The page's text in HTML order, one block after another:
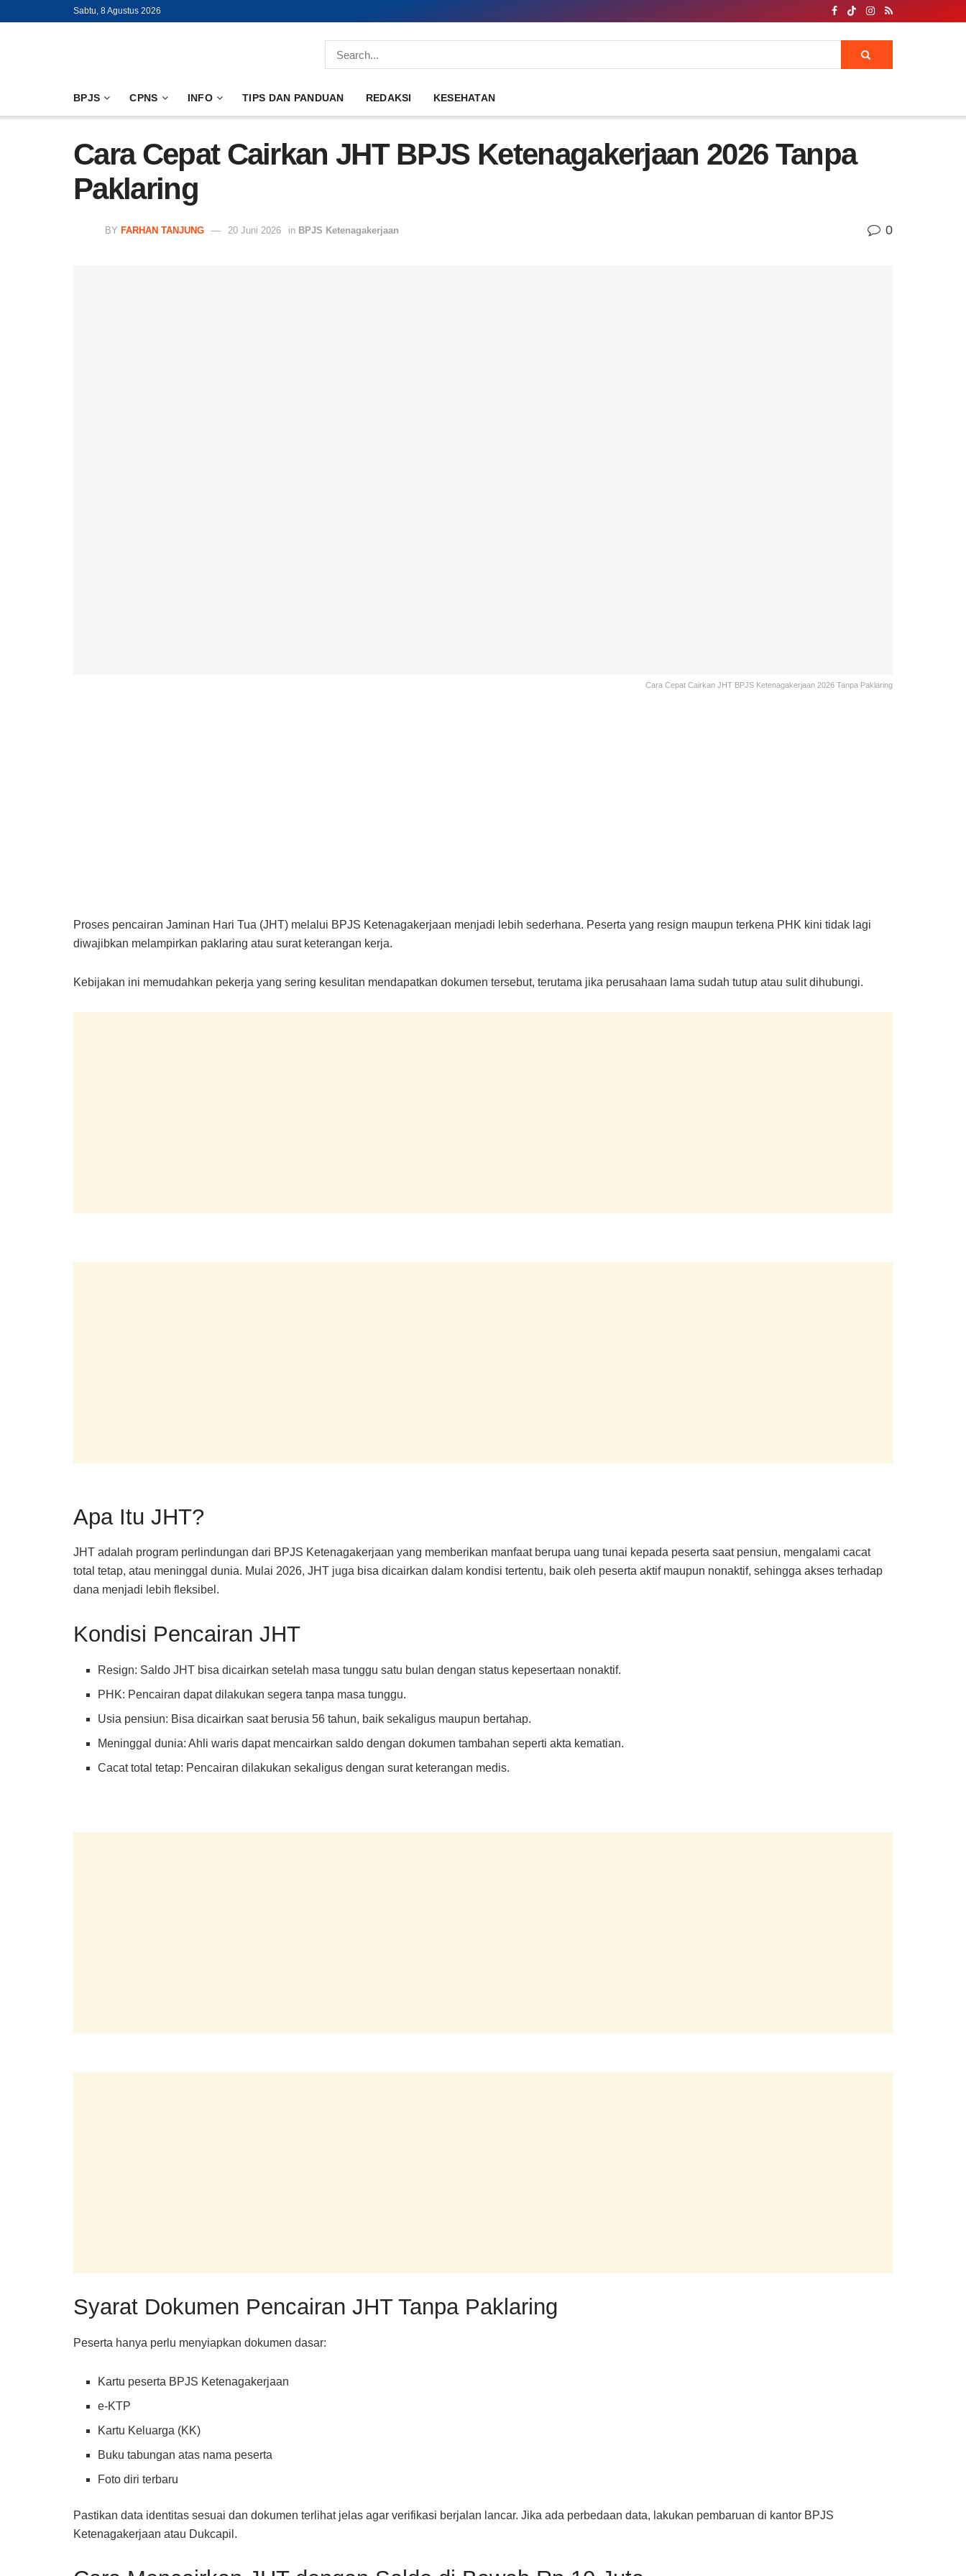
Sabtu, 8 Agustus 2026
BPJS CPNS INFO TIPS DAN PANDUAN REDAKSI KESEHATAN
Cara Cepat Cairkan JHT BPJS Ketenagakerjaan 2026 Tanpa
Paklaring
BY FARHAN TANJUNG 20 Juni 2026 in BPJS Ketenagakerjaan 0
Cara Cepat Cairkan JHT BPJS Ketenagakerjaan 2026 Tanpa Paklaring
Proses pencairan Jaminan Hari Tua (JHT) melalui BPJS Ketenagakerjaan menjadi lebih sederhana. Peserta yang resign maupun terkena PHK kini tidak lagi
diwajibkan melampirkan paklaring atau surat keterangan kerja.
Kebijakan ini memudahkan pekerja yang sering kesulitan mendapatkan dokumen tersebut, terutama jika perusahaan lama sudah tutup atau sulit dihubungi.
Apa Itu JHT?
JHT adalah program perlindungan dari BPJS Ketenagakerjaan yang memberikan manfaat berupa uang tunai kepada peserta saat pensiun, mengalami cacat
total tetap, atau meninggal dunia. Mulai 2026, JHT juga bisa dicairkan dalam kondisi tertentu, baik oleh peserta aktif maupun nonaktif, sehingga akses terhadap
dana menjadi lebih fleksibel.
Kondisi Pencairan JHT
Resign: Saldo JHT bisa dicairkan setelah masa tunggu satu bulan dengan status kepesertaan nonaktif.
PHK: Pencairan dapat dilakukan segera tanpa masa tunggu.
Usia pensiun: Bisa dicairkan saat berusia 56 tahun, baik sekaligus maupun bertahap.
Meninggal dunia: Ahli waris dapat mencairkan saldo dengan dokumen tambahan seperti akta kematian.
Cacat total tetap: Pencairan dilakukan sekaligus dengan surat keterangan medis.
Syarat Dokumen Pencairan JHT Tanpa Paklaring
Peserta hanya perlu menyiapkan dokumen dasar:
Kartu peserta BPJS Ketenagakerjaan
e-KTP
Kartu Keluarga (KK)
Buku tabungan atas nama peserta
Foto diri terbaru
Pastikan data identitas sesuai dan dokumen terlihat jelas agar verifikasi berjalan lancar. Jika ada perbedaan data, lakukan pembaruan di kantor BPJS
Ketenagakerjaan atau Dukcapil.